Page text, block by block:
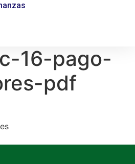
16-pago-
pdf